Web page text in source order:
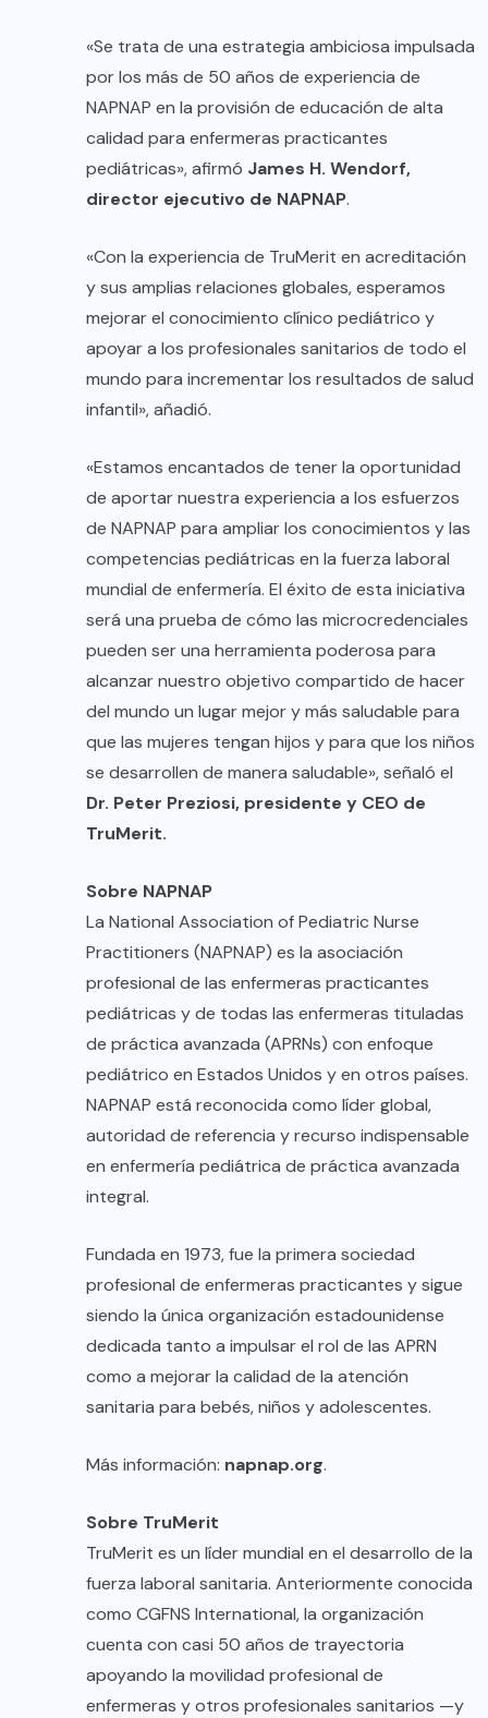
«Se trata de una estrategia ambiciosa impulsada
por los más de 50 años de experiencia de
NAPNAP en la provisión de educación de alta
calidad para enfermeras practicantes
pediátricas», afirmó James H. Wendorf,
director ejecutivo de NAPNAP.
«Con la experiencia de TruMerit en acreditación
y sus amplias relaciones globales, esperamos
mejorar el conocimiento clínico pediátrico y
apoyar a los profesionales sanitarios de todo el
mundo para incrementar los resultados de salud
infantil», añadió.
«Estamos encantados de tener la oportunidad
de aportar nuestra experiencia a los esfuerzos
de NAPNAP para ampliar los conocimientos y las
competencias pediátricas en la fuerza laboral
mundial de enfermería. El éxito de esta iniciativa
será una prueba de cómo las microcredenciales
pueden ser una herramienta poderosa para
alcanzar nuestro objetivo compartido de hacer
del mundo un lugar mejor y más saludable para
que las mujeres tengan hijos y para que los niños
se desarrollen de manera saludable», señaló el
Dr. Peter Preziosi, presidente y CEO de
TruMerit.
Sobre NAPNAP
La National Association of Pediatric Nurse
Practitioners (NAPNAP) es la asociación
profesional de las enfermeras practicantes
pediátricas y de todas las enfermeras tituladas
de práctica avanzada (APRNs) con enfoque
pediátrico en Estados Unidos y en otros países.
NAPNAP está reconocida como líder global,
autoridad de referencia y recurso indispensable
en enfermería pediátrica de práctica avanzada
integral.
Fundada en 1973, fue la primera sociedad
profesional de enfermeras practicantes y sigue
siendo la única organización estadounidense
dedicada tanto a impulsar el rol de las APRN
como a mejorar la calidad de la atención
sanitaria para bebés, niños y adolescentes.
Más información: napnap.org.
Sobre TruMerit
TruMerit es un líder mundial en el desarrollo de la
fuerza laboral sanitaria. Anteriormente conocida
como CGFNS International, la organización
cuenta con casi 50 años de trayectoria
apoyando la movilidad profesional de
enfermeras y otros profesionales sanitarios —y